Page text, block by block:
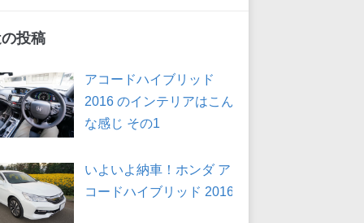
投稿
アコードハイブリッド
2016 のインテリアはこん
な感じ その1
いよいよ納車！ホンダ ア
コードハイブリッド 2016